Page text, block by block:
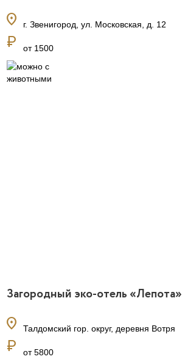
location_on
г. Звенигород, ул. Московская, д. 12
currency_ruble от 1500
Загородный эко-отель «Лепота»
location_on
Талдомский гор. округ, деревня Вотря
currency_ruble от 5800